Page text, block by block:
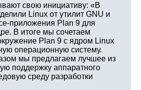
свою инициативу: «В
Linux от утилит GNU и
приложения Plan 9 для
В итоге мы сочетаем
Plan 9 с ядром Linux
операционную систему.
мы предлагаем лучшее из
поддержку аппаратного
среду разработки